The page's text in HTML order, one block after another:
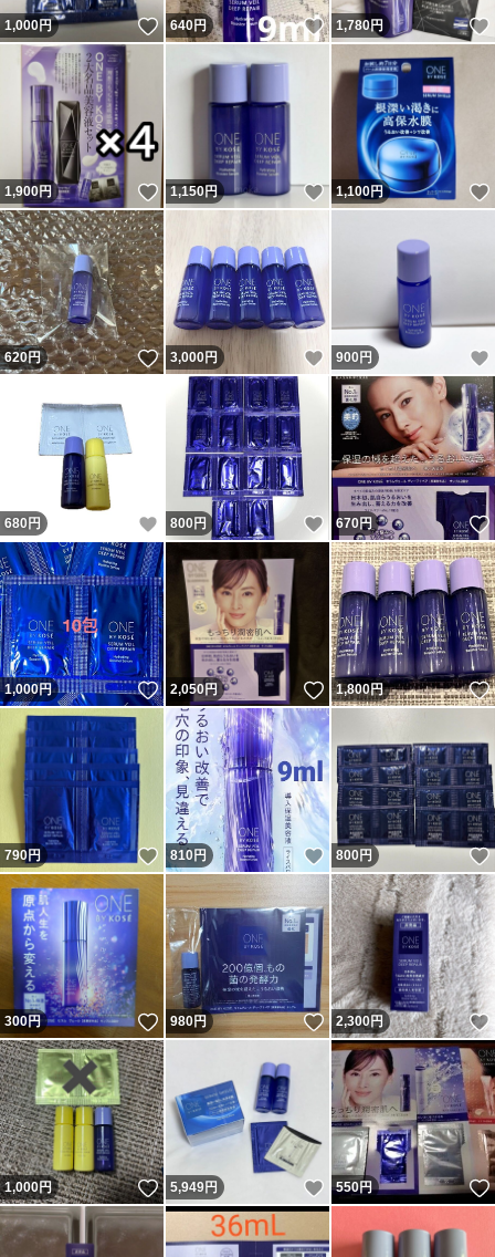
1,000円 いいね！
640円 いいね！
1,780円
1,900円 いいね！
1,150円 いいね！
1,100円
620円 いいね！
3,000円 いいね！
900 円
680 円 いいね！
800円 いいね！
670円
1,000円 いいね！
2,050円 いいね！
1,800円
790円 いいね！
810円 いいね！
800円
300円 いいね！
980円 いいね！
2,300円
1,000円 いいね！
5,949円 いいね！
550円